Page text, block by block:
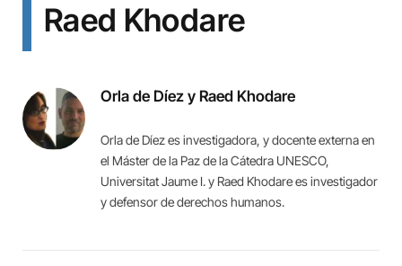
Raed Khodare
Orla de Díez y Raed Khodare
Orla de Díez es investigadora, y docente externa en
el Máster de la Paz de la Cátedra UNESCO,
Universitat Jaume I. y Raed Khodare es investigador
y defensor de derechos humanos.